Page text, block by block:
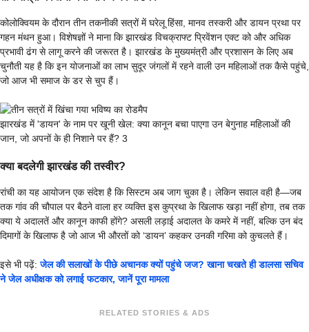
कोलोक्वियम के दौरान तीन तकनीकी सत्रों में घरेलू हिंसा, मानव तस्करी और डायन प्रथा पर
गहन मंथन हुआ। विशेषज्ञों ने माना कि झारखंड विचक्राफ्ट प्रिवेंशन एक्ट को और अधिक
प्रभावी ढंग से लागू करने की जरूरत है। झारखंड के मुख्यमंत्री और प्रशासन के लिए अब
चुनौती यह है कि इन योजनाओं का लाभ सुदूर जंगलों में रहने वाली उन महिलाओं तक कैसे पहुंचे,
जो आज भी समाज के डर से चुप हैं।
झारखंड में 'डायन' के नाम पर खूनी खेल: क्या कानून बचा पाएगा उन बेगुनाह महिलाओं की
जान, जो अपनों के ही निशाने पर हैं? 3
क्या बदलेगी झारखंड की तस्वीर?
रांची का यह आयोजन एक संदेश है कि सिस्टम अब जाग चुका है। लेकिन सवाल वही है—जब
तक गांव की चौपाल पर बैठने वाला हर व्यक्ति इस कुप्रथा के खिलाफ खड़ा नहीं होगा, तब तक
क्या ये अदालतें और कानून काफी होंगे? असली लड़ाई अदालत के कमरे में नहीं, बल्कि उन बंद
दिमागों के खिलाफ है जो आज भी औरतों को ‘डायन’ कहकर उनकी गरिमा को कुचलते हैं।
इसे भी पढ़ें:जेल की सलाखों के पीछे अचानक क्यों पहुंचे जज? खाना चखते ही डालसा सचिव
ने जेल अधीक्षक को लगाई फटकार, जानें पूरा मामला
RELATED STORIES & ADS